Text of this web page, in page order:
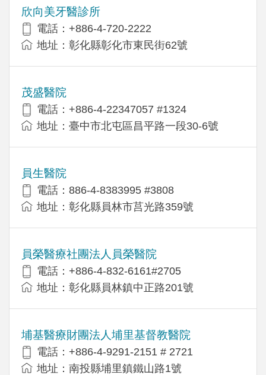
欣向美牙醫診所
電話：+886-4-720-2222
地址：彰化縣彰化市東民街62號
茂盛醫院
電話：+886-4-22347057 #1324
地址：臺中市北屯區昌平路一段30-6號
員生醫院
電話：886-4-8383995 #3808
地址：彰化縣員林市莒光路359號
員榮醫療社團法人員榮醫院
電話：+886-4-832-6161#2705
地址：彰化縣員林鎮中正路201號
埔基醫療財團法人埔里基督教醫院
電話：+886-4-9291-2151 # 2721
地址：南投縣埔里鎮鐵山路1號